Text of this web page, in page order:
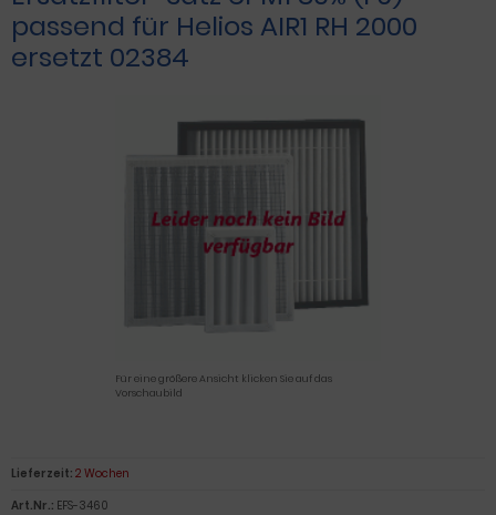
passend für Helios AIR1 RH 2000
ersetzt 02384
Für eine größere Ansicht klicken Sie auf das
Vorschaubild
Lieferzeit: 2 Wochen
Art.Nr.: EFS-3460